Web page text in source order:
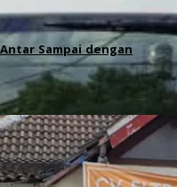
Sampai dengan